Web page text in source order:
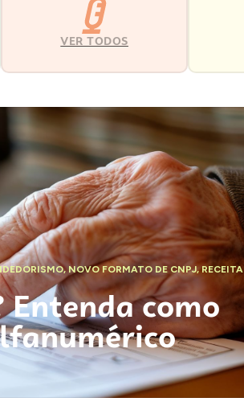
VER TODOS
,NOVO FORMATO DE CNPJ,RECEITA
como